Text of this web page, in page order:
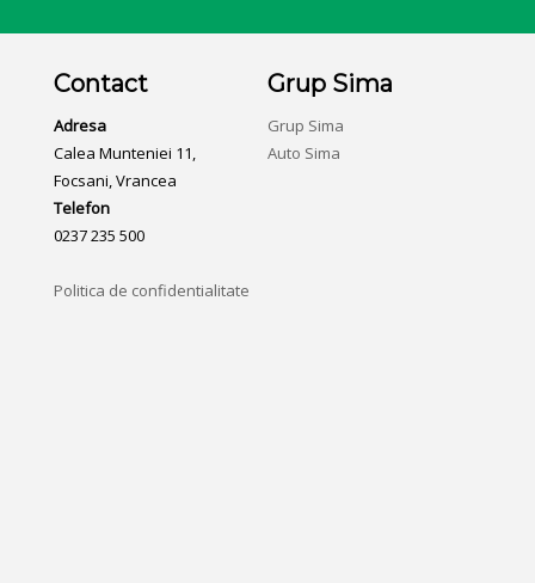
Contact
Adresa
Calea Munteniei 11,
Focsani, Vrancea
Telefon
0237 235 500
Politica de confidentialitate
Grup Sima
Grup Sima
Auto Sima